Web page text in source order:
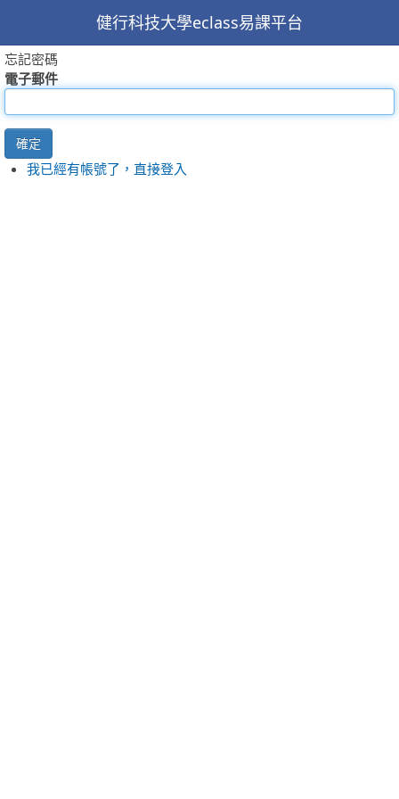
健行科技大學eclass易課平台
忘記密碼
電子郵件
確定
我已經有帳號了，直接登入